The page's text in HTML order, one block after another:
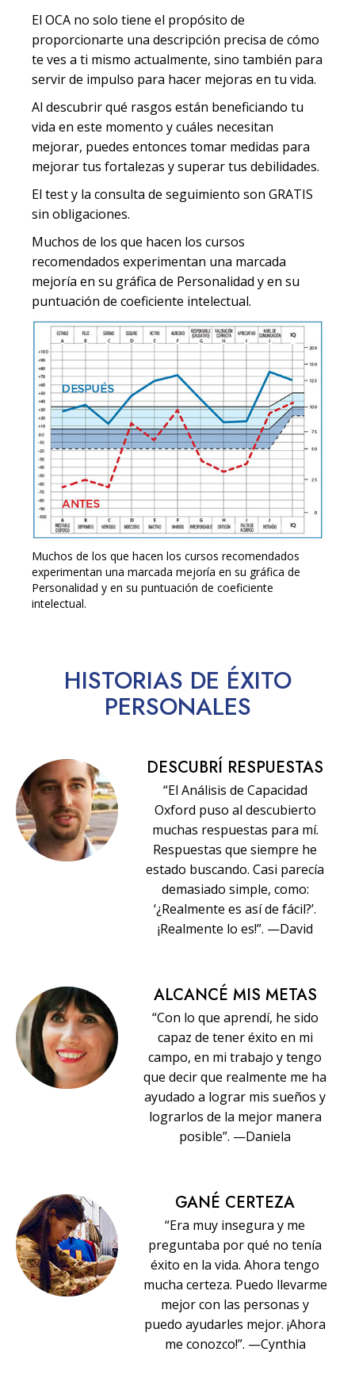
El OCA no solo tiene el propósito de
proporcionarte una descripción precisa de cómo
te ves a ti mismo actualmente, sino también para
servir de impulso para hacer mejoras en tu vida.
Al descubrir qué rasgos están beneficiando tu
vida en este momento y cuáles necesitan
mejorar, puedes entonces tomar medidas para
mejorar tus fortalezas y superar tus debilidades.
El test y la consulta de seguimiento son GRATIS
sin obligaciones.
Muchos de los que hacen los cursos
recomendados experimentan una marcada
mejoría en su gráfica de Personalidad y en su
puntuación de coeficiente intelectual.
Muchos de los que hacen los cursos recomendados
experimentan una marcada mejoría en su gráfica de
Personalidad y en su puntuación de coeficiente
intelectual.
HISTORIAS DE ÉXITO
PERSONALES
DESCUBRÍ RESPUESTAS
“El Análisis de Capacidad
Oxford puso al descubierto
muchas respuestas para mí.
Respuestas que siempre he
estado buscando. Casi parecía
demasiado simple, como:
‘¿Realmente es así de fácil?’.
¡Realmente lo es!”. —David
ALCANCÉ MIS METAS
“Con lo que aprendí, he sido
capaz de tener éxito en mi
campo, en mi trabajo y tengo
que decir que realmente me ha
ayudado a lograr mis sueños y
lograrlos de la mejor manera
posible”. —Daniela
GANÉ CERTEZA
“Era muy insegura y me
preguntaba por qué no tenía
éxito en la vida. Ahora tengo
mucha certeza. Puedo llevarme
mejor con las personas y
puedo ayudarles mejor. ¡Ahora
me conozco!”. —Cynthia